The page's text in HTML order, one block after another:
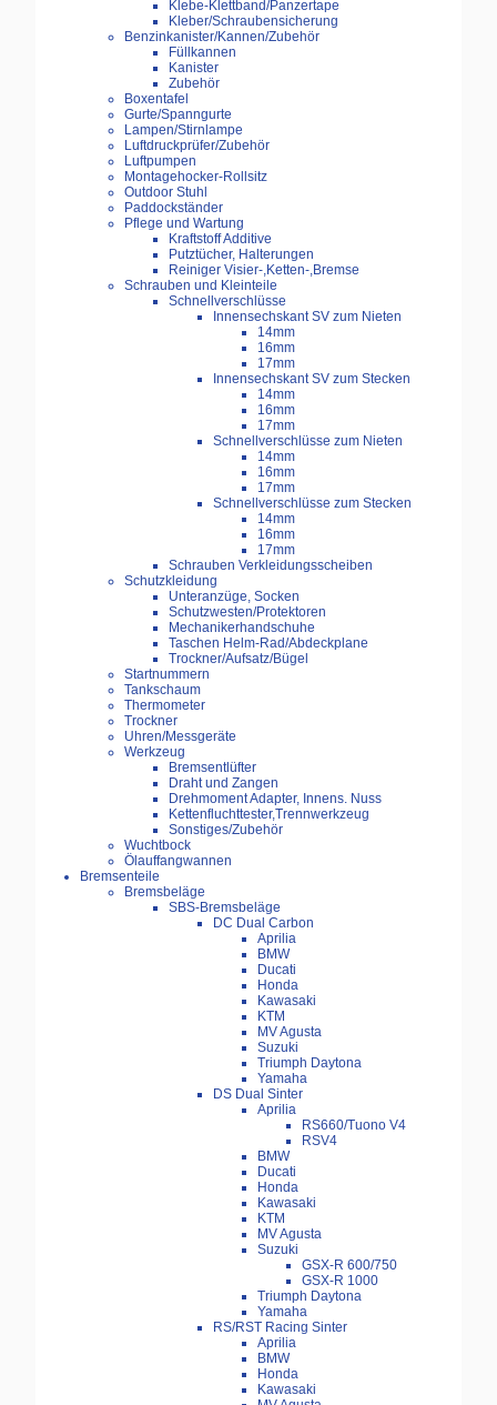
Klebe-Klettband/Panzertape
Kleber/Schraubensicherung
Benzinkanister/Kannen/Zubehör
Füllkannen
Kanister
Zubehör
Boxentafel
Gurte/Spanngurte
Lampen/Stirnlampe
Luftdruckprüfer/Zubehör
Luftpumpen
Montagehocker-Rollsitz
Outdoor Stuhl
Paddockständer
Pflege und Wartung
Kraftstoff Additive
Putztücher, Halterungen
Reiniger Visier-,Ketten-,Bremse
Schrauben und Kleinteile
Schnellverschlüsse
Innensechskant SV zum Nieten
14mm
16mm
17mm
Innensechskant SV zum Stecken
14mm
16mm
17mm
Schnellverschlüsse zum Nieten
14mm
16mm
17mm
Schnellverschlüsse zum Stecken
14mm
16mm
17mm
Schrauben Verkleidungsscheiben
Schutzkleidung
Unteranzüge, Socken
Schutzwesten/Protektoren
Mechanikerhandschuhe
Taschen Helm-Rad/Abdeckplane
Trockner/Aufsatz/Bügel
Startnummern
Tankschaum
Thermometer
Trockner
Uhren/Messgeräte
Werkzeug
Bremsentlüfter
Draht und Zangen
Drehmoment Adapter, Innens. Nuss
Kettenfluchttester,Trennwerkzeug
Sonstiges/Zubehör
Wuchtbock
Ölauffangwannen
Bremsenteile
Bremsbeläge
SBS-Bremsbeläge
DC Dual Carbon
Aprilia
BMW
Ducati
Honda
Kawasaki
KTM
MV Agusta
Suzuki
Triumph Daytona
Yamaha
DS Dual Sinter
Aprilia
RS660/Tuono V4
RSV4
BMW
Ducati
Honda
Kawasaki
KTM
MV Agusta
Suzuki
GSX-R 600/750
GSX-R 1000
Triumph Daytona
Yamaha
RS/RST Racing Sinter
Aprilia
BMW
Honda
Kawasaki